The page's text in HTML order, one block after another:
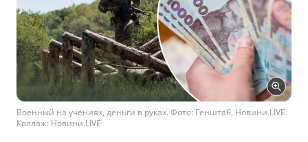
Военный на учениях, деньги в руках. Фото: Генштаб, Новини.LIVE.
Коллаж: Новини.LIVE